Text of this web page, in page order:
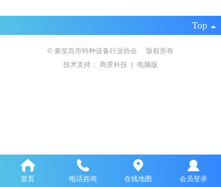
Top
© 秦皇岛市特种设备行业协会 版权所有
技术支持： 商景科技 | 电脑版
首页 电话咨询 在线地图 会员登录